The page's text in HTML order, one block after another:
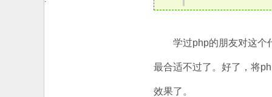
学过php的朋友对这个代
最合适不过了。好了，将
效果了。